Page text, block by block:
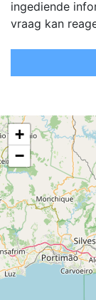
ingediende
vraag kan
+
−